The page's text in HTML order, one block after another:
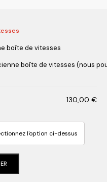
boîte de vitesses
boîte de vitesses (nous
130,00 €
l'option ci-dessus